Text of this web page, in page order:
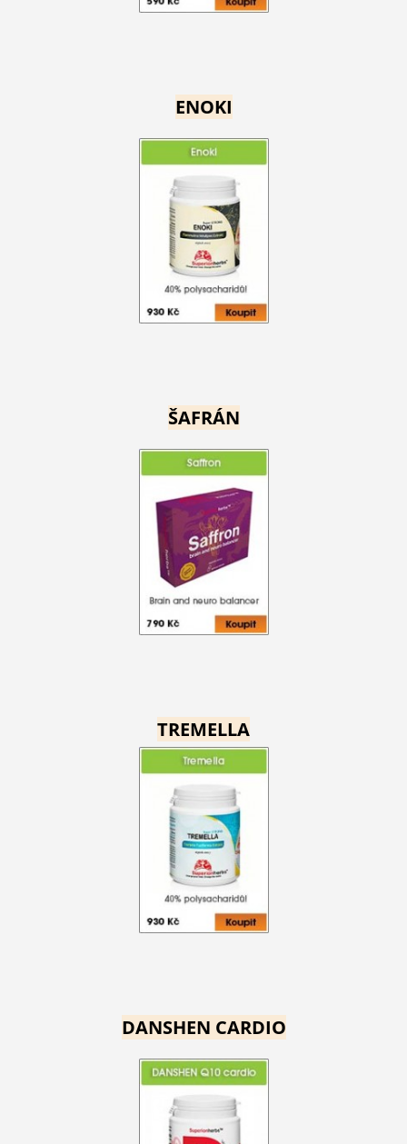
ENOKI
ŠAFRÁN
TREMELLA
DANSHEN CARDIO